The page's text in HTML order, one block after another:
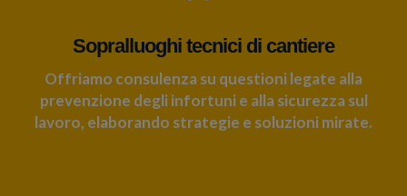
Sopralluoghi tecnici di cantiere
Offriamo consulenza su questioni legate alla
prevenzione degli infortuni e alla sicurezza sul
lavoro, elaborando strategie e soluzioni mirate.